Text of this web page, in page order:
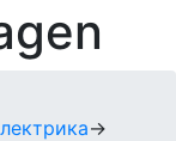
→